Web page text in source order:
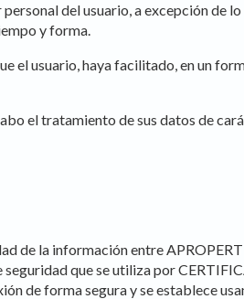
del usuario, a excepción de
y forma.
el usuario, haya facilitado, en un
el tratamiento de sus datos de
la información entre
que se utiliza por
de forma segura y se establece